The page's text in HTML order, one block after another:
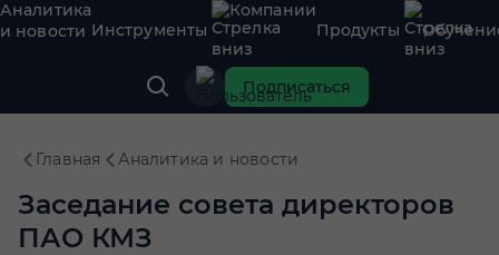
Аналитика
и новости Инструменты
Компании
Продукты
Подписаться
Главная Аналитика и новости
Заседание совета директоров
ПАО КМЗ